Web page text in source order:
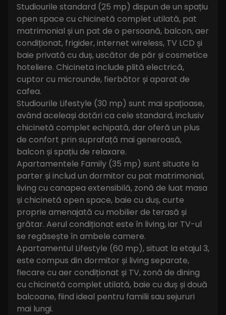
Studiourile standard (25 mp) dispun de un spațiu
open space cu chicinetă complet utilată, pat
matrimonial și un pat de o persoană, balcon, aer
condiționat, frigider, internet wireless, TV LCD și
baie privată cu duș, uscător de păr și cosmetice
hoteliere. Chicineta include plită electrică,
cuptor cu microunde, fierbător și aparat de
cafea.
Studiourile Lifestyle (30 mp) sunt mai spațioase,
având aceleași dotări ca cele standard, inclusiv
chicinetă complet echipată, dar oferă un plus
de confort prin suprafață mai generoasă,
balcon și spațiu de relaxare.
Apartamentele Family (35 mp) sunt situate la
parter și includ un dormitor cu pat matrimonial,
living cu canapea extensibilă, zonă de luat masa
și chicinetă open space, baie cu duș, curte
proprie amenajată cu mobilier de terasă și
grătar. Aerul condiționat este în living, iar TV-ul
se regăsește în ambele camere.
Apartamentul Lifestyle (60 mp), situat la etajul 3,
este compus din dormitor și living separate,
fiecare cu aer condiționat și TV, zonă de dining
cu chicinetă complet utilată, baie cu duș și două
balcoane, fiind ideal pentru familii sau sejururi
mai lungi.